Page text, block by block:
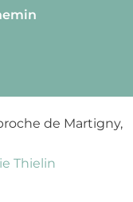
de Martigny,
Thielin